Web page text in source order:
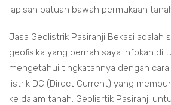
lapisan batuan bawah permukaan
Jasa Geolistrik Pasiranji Bekasi adalah
geofisika yang pernah saya infokan di
mengetahui tingkatannya dengan cara
listrik DC (Direct Current) yang
ke dalam tanah. Geolisrtik Pasiranji